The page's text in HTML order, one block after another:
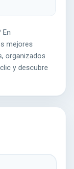
En
mejores
organizados
y descubre